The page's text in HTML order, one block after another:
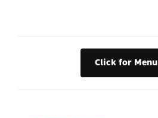
Click for Menu